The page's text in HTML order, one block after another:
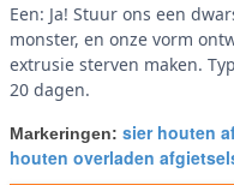
Een: Ja! Stuur ons een
monster, en onze vorm
extrusie sterven maken.
20 dagen.
Markeringen: sier houten
houten overladen